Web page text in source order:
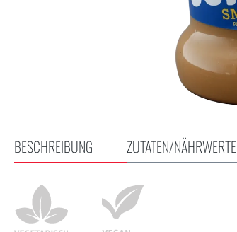
BESCHREIBUNG ZUTATEN/NÄHRWERTE